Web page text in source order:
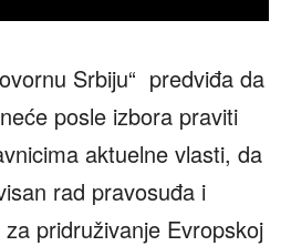
Srbiju“ predviđa da
posle izbora praviti
aktuelne vlasti, da
rad pravosuđa i
pridruživanje Evropskoj